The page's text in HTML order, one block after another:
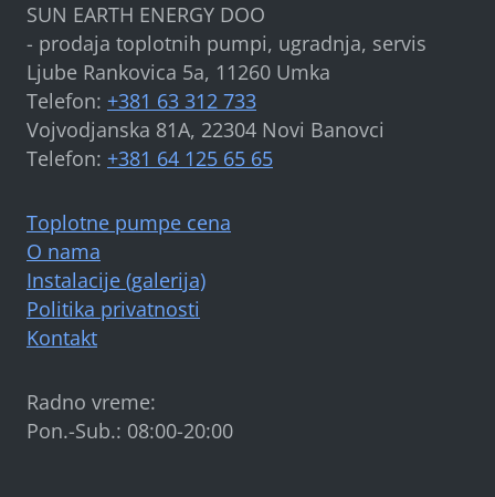
Toplotne pumpe cena
O nama
Instalacije (galerija)
Politika privatnosti
Kontakt
SUN EARTH ENERGY DOO
- prodaja toplotnih pumpi, ugradnja, servis
Ljube Rankovica 5a, 11260 Umka
Telefon: +381 63 312 733
Vojvodjanska 81A, 22304 Novi Banovci
Telefon: +381 64 125 65 65
Radno vreme:
Pon.-Sub.: 08:00-20:00